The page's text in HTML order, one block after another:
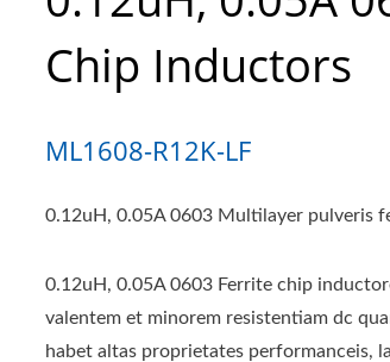
Chip Inductors
ML1608-R12K-LF
0.12uH, 0.05A 0603 Multilayer pulveris
0.12uH, 0.05A 0603 Ferrite chip
valentem et minorem resistentiam dc
habet altas proprietates performanceis,